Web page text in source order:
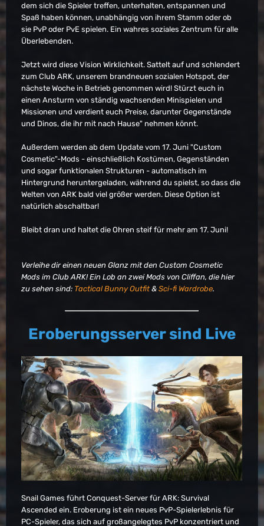
dem sich die Spieler treffen, unterhalten, entspannen und
Spaß haben können, unabhängig von ihrem Stamm oder ob
sie PvP oder PvE spielen. Ein wahres soziales Zentrum für alle
Überlebenden.
Jetzt wird diese Vision Wirklichkeit. Sattelt auf und schlendert
zum Club ARK, unserem brandneuen sozialen Hotspot, der
nächste Woche in Betrieb genommen wird! Stürzt euch in
einen Ansturm von ständig wachsenden Minispielen und
Missionen und verdient euch Preise, darunter Gegenstände
und Dinos, die ihr mit nach Hause" nehmen könnt.
Außerdem werden ab dem Update vom 17. Juni "Custom
Cosmetic"-Mods - einschließlich Kostümen, Gegenständen
und sogar funktionalen Strukturen - automatisch im
Hintergrund heruntergeladen, während du spielst, so dass die
Welten von ARK bald viel größer werden. Diese Option ist
natürlich abschaltbar!
Bleibt dran und haltet die Ohren steif für mehr am 17. Juni!
Verleihe dir einen neuen Glanz mit den Custom Cosmetic
Mods im Club ARK! Ein Lob an zwei Mods von Cliffan, die hier
zu sehen sind: Tactical Bunny Outfit & Sci-fi Wardrobe.
Eroberungsserver sind Live
Snail Games führt Conquest-Server für ARK: Survival
Ascended ein. Eroberung ist ein neues PvP-Spielerlebnis für
PC-Spieler, das sich auf großangelegtes PvP konzentriert und